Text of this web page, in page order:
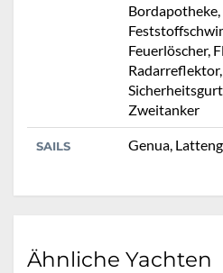
Feuerlöscher,
Zweitanker
SAILS Genua,
Ähnliche Yachten